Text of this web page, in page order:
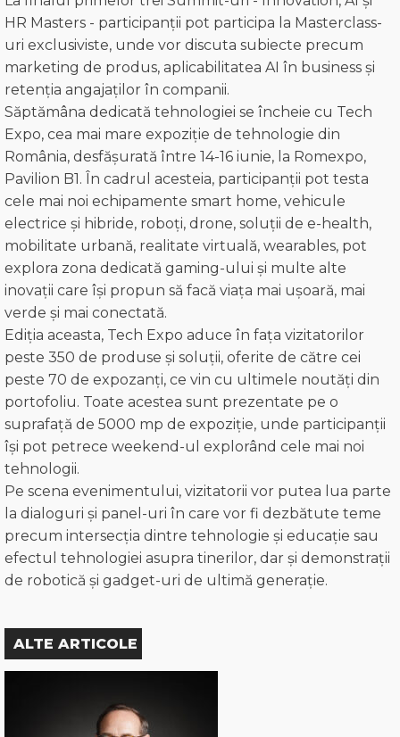
HR Masters - participanții pot participa la Masterclass-
uri exclusiviste, unde vor discuta subiecte precum
marketing de produs, aplicabilitatea AI în business și
retenția angajaților în companii.
Săptămâna dedicată tehnologiei se încheie cu Tech
Expo, cea mai mare expoziție de tehnologie din
România, desfășurată între 14-16 iunie, la Romexpo,
Pavilion B1. În cadrul acesteia, participanții pot testa
cele mai noi echipamente smart home, vehicule
electrice și hibride, roboți, drone, soluții de e-health,
mobilitate urbană, realitate virtuală, wearables, pot
explora zona dedicată gaming-ului și multe alte
inovații care își propun să facă viața mai ușoară, mai
verde și mai conectată.
Ediția aceasta, Tech Expo aduce în fața vizitatorilor
peste 350 de produse și soluții, oferite de către cei
peste 70 de expozanți, ce vin cu ultimele noutăți din
portofoliu. Toate acestea sunt prezentate pe o
suprafață de 5000 mp de expoziție, unde participanții
își pot petrece weekend-ul explorând cele mai noi
tehnologii.
Pe scena evenimentului, vizitatorii vor putea lua parte
la dialoguri și panel-uri în care vor fi dezbătute teme
precum intersecția dintre tehnologie și educație sau
efectul tehnologiei asupra tinerilor, dar și demonstrații
de robotică și gadget-uri de ultimă generație.
ALTE ARTICOLE